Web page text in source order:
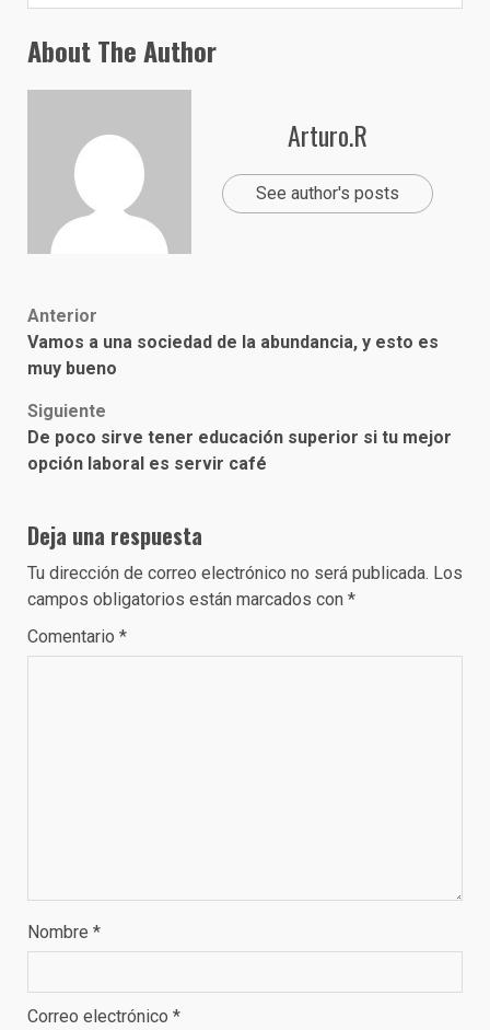
About The Author
Arturo.R
See author's posts
Post
navigation
Anterior
Vamos a una sociedad de la abundancia, y esto es
muy bueno
Siguiente
De poco sirve tener educación superior si tu mejor
opción laboral es servir café
Deja una respuesta
Tu dirección de correo electrónico no será publicada. Los
campos obligatorios están marcados con *
Comentario *
Nombre *
Correo electrónico *